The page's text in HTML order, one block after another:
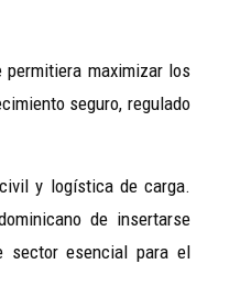
maximizar los
seguro, regulado
y logística de carga.
de insertarse
sector esencial para el